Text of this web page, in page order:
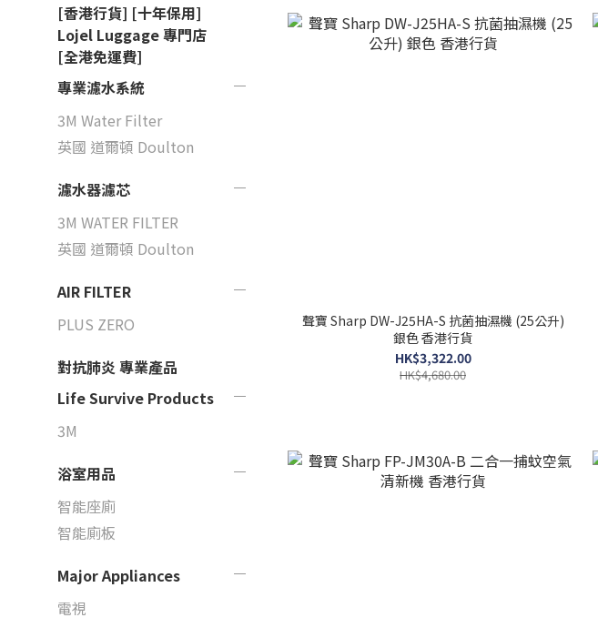
[香港行貨] [十年保用]
Lojel Luggage 專門店
[全港免運費]
專業濾水系統
3M Water Filter
英國 道爾頓 Doulton
濾水器濾芯
3M WATER FILTER
英國 道爾頓 Doulton
AIR FILTER
PLUS ZERO
對抗肺炎 專業產品
Life Survive Products
3M
浴室用品
智能座廁
智能廁板
Major Appliances
電視
聲寶 Sharp DW-J25HA-S 抗菌抽濕機 (25公升)
銀色 香港行貨
HK$3,322.00
HK$4,680.00